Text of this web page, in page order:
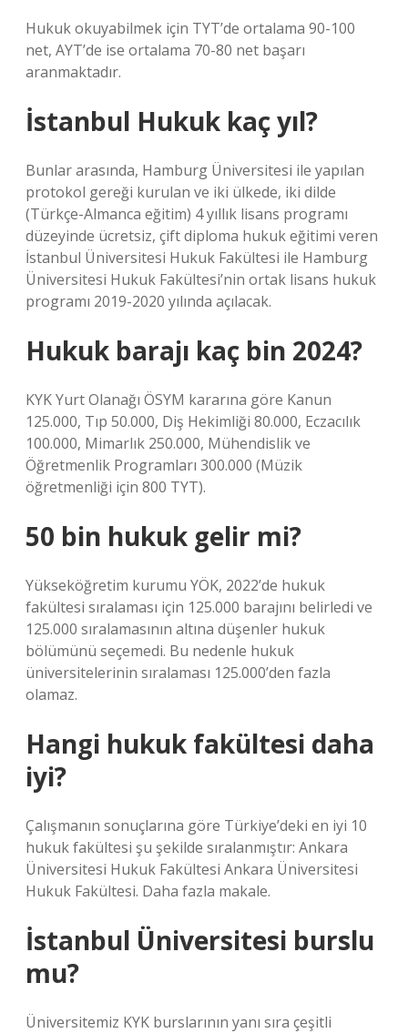
Hukuk okuyabilmek için TYT’de ortalama 90-100
net, AYT’de ise ortalama 70-80 net başarı
aranmaktadır.
İstanbul Hukuk kaç yıl?
Bunlar arasında, Hamburg Üniversitesi ile yapılan
protokol gereği kurulan ve iki ülkede, iki dilde
(Türkçe-Almanca eğitim) 4 yıllık lisans programı
düzeyinde ücretsiz, çift diploma hukuk eğitimi veren
İstanbul Üniversitesi Hukuk Fakültesi ile Hamburg
Üniversitesi Hukuk Fakültesi’nin ortak lisans hukuk
programı 2019-2020 yılında açılacak.
Hukuk barajı kaç bin 2024?
KYK Yurt Olanağı ÖSYM kararına göre Kanun
125.000, Tıp 50.000, Diş Hekimliği 80.000, Eczacılık
100.000, Mimarlık 250.000, Mühendislik ve
Öğretmenlik Programları 300.000 (Müzik
öğretmenliği için 800 TYT).
50 bin hukuk gelir mi?
Yükseköğretim kurumu YÖK, 2022’de hukuk
fakültesi sıralaması için 125.000 barajını belirledi ve
125.000 sıralamasının altına düşenler hukuk
bölümünü seçemedi. Bu nedenle hukuk
üniversitelerinin sıralaması 125.000’den fazla
olamaz.
Hangi hukuk fakültesi daha
iyi?
Çalışmanın sonuçlarına göre Türkiye’deki en iyi 10
hukuk fakültesi şu şekilde sıralanmıştır: Ankara
Üniversitesi Hukuk Fakültesi Ankara Üniversitesi
Hukuk Fakültesi. Daha fazla makale.
İstanbul Üniversitesi burslu
mu?
Üniversitemiz KYK burslarının yanı sıra çeşitli